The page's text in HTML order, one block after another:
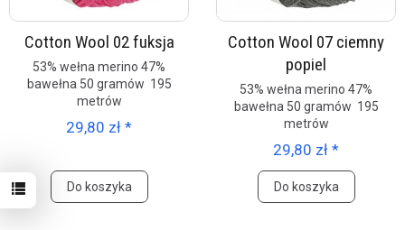
Cotton Wool 02 fuksja
53% wełna merino 47%
bawełna 50 gramów 195
metrów
29,80 zł *
Do koszyka
Cotton Wool 07 ciemny
popiel
53% wełna merino 47%
bawełna 50 gramów 195
metrów
29,80 zł *
Do koszyka